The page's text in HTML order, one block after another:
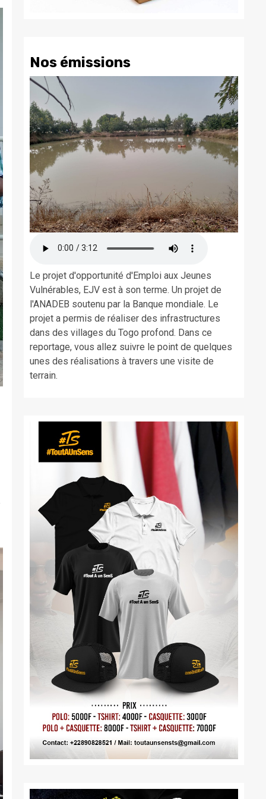
Nos émissions
Le projet d'opportunité d'Emploi aux Jeunes
Vulnérables, EJV est à son terme. Un projet de
l'ANADEB soutenu par la Banque mondiale. Le
projet a permis de réaliser des infrastructures
dans des villages du Togo profond. Dans ce
reportage, vous allez suivre le point de quelques
unes des réalisations à travers une visite de
terrain.